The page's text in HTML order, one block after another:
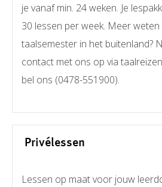
je vanaf min. 24 weken. Je
30 lessen per week. Meer
taalsemester in het buitenland?
contact met ons op via
bel ons (0478-551900).
Privélessen
Lessen op maat voor jouw